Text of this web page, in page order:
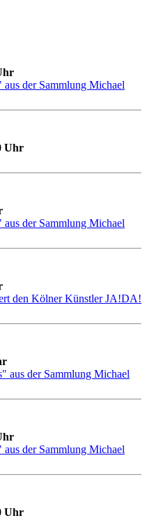
der Sammlung Michael
Uhr
der Sammlung Michael
den Kölner Künstler JA!DA!
aus der Sammlung Michael
der Sammlung Michael
Uhr